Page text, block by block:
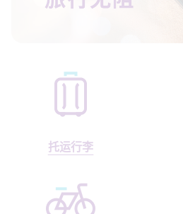
托运行李